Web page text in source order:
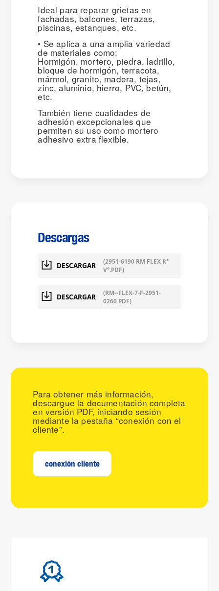
Ideal para reparar grietas en
fachadas, balcones, terrazas,
piscinas, estanques, etc.
• Se aplica a una amplia variedad
de materiales como:
Hormigón, mortero, piedra, ladrillo,
bloque de hormigón, terracota,
mármol, granito, madera, tejas,
zinc, aluminio, hierro, PVC, betún,
etc.
También tiene cualidades de
adhesión excepcionales que
permiten su uso como mortero
adhesivo extra flexible.
Descargas
DESCARGAR
(2951-6190 RM FLEX R°
V°.PDF)
DESCARGAR
(RM--FLEX-7-F-2951-
0260.PDF)
Para obtener más información,
descargue la documentación completa
en versión PDF, iniciando sesión
mediante la pestaña “conexión con el
cliente”.
conexión cliente